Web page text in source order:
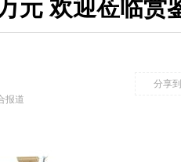
元 欢迎莅临赏
分享
报道